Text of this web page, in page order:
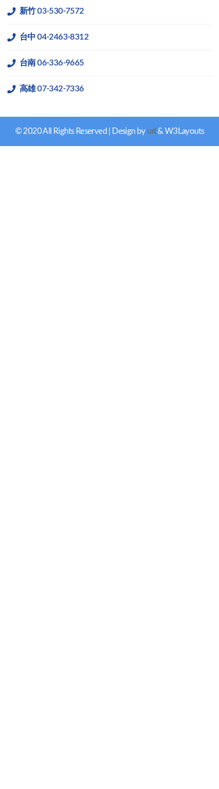
新竹 03-530-7572
台中 04-2463-8312
台南 06-336-9665
高雄 07-342-7336
© 2020 All Rights Reserved | Design by url & W3Layouts